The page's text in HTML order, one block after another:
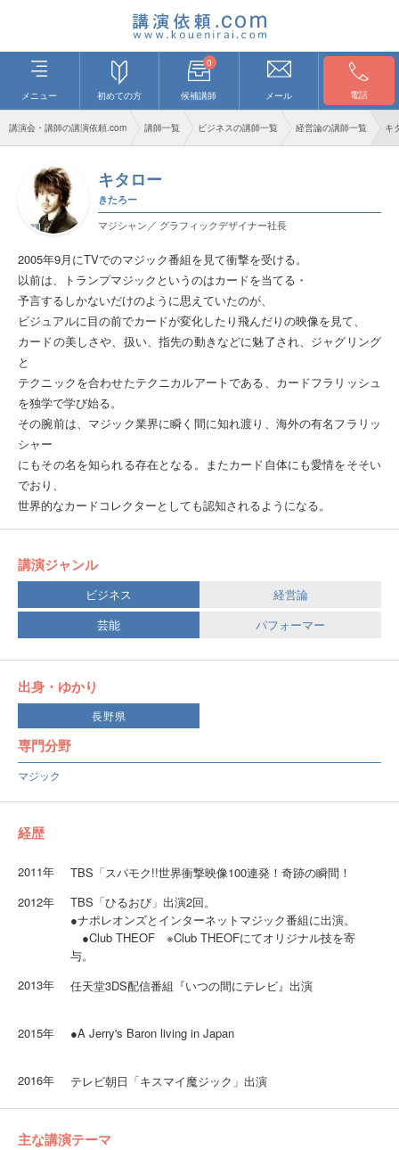
メニュー 初めての方
0
候補講師 メール 電話
講演会・講師の講演依頼.com 講師一覧 ビジネスの講師一覧 経営論の講師一覧 キ
キタロー
きたろー
マジシャン／ グラフィックデザイナー社長
2005年9月にTVでのマジック番組を見て衝撃を受ける。
以前は、トランプマジックというのはカードを当てる・
予言するしかないだけのように思えていたのが、
ビジュアルに目の前でカードが変化したり飛んだりの映像を見て、
カードの美しさや、扱い、指先の動きなどに魅了され、ジャグリング
と
テクニックを合わせたテクニカルアートである、カードフラリッシュ
を独学で学び始る。
その腕前は、マジック業界に瞬く間に知れ渡り、海外の有名フラリッ
シャー
にもその名を知られる存在となる。またカード自体にも愛情をそそい
でおり、
世界的なカードコレクターとしても認知されるようになる。
講演ジャンル
ビジネス
経営論
芸能
パフォーマー
出身・ゆかり
長野県
専門分野
マジック
経歴
2011年
TBS「スパモク!!世界衝撃映像100連発！奇跡の瞬間！
2012年
TBS「ひるおび」出演2回。
●ナポレオンズとインターネットマジック番組に出演。
●Club THEOF ※Club THEOFにてオリジナル技を寄
与。
2013年
任天堂3DS配信番組『いつの間にテレビ』出演
2015年 ●A Jerry's Baron living in Japan
2016年 テレビ朝日「キスマイ魔ジック」出演
主な講演テーマ